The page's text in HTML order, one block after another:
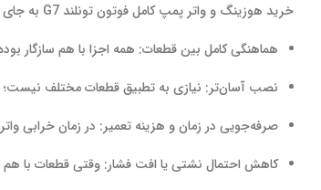
خرید هوزینگ و واتر پمپ کامل فوتون تونلند G7 به جای تهیه جداگانه قطعات، مزایای متعددی دارد:
هماهنگی کامل بین قطعات: همه اجزا با هم سازگار
نصب آسان‌تر: نیازی به تطبیق قطعات مختلف نیست؛
صرفه‌جویی در زمان و هزینه تعمیر: در زمان خرابی
کاهش احتمال نشتی یا افت فشار: وقتی قطعات با هم